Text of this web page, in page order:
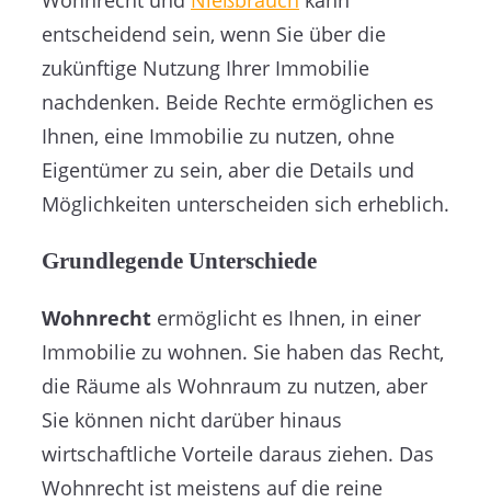
entscheidend sein, wenn Sie über die
zukünftige Nutzung Ihrer Immobilie
nachdenken. Beide Rechte ermöglichen es
Ihnen, eine Immobilie zu nutzen, ohne
Eigentümer zu sein, aber die Details und
Möglichkeiten unterscheiden sich erheblich.
Grundlegende Unterschiede
Wohnrecht ermöglicht es Ihnen, in einer
Immobilie zu wohnen. Sie haben das Recht,
die Räume als Wohnraum zu nutzen, aber
Sie können nicht darüber hinaus
wirtschaftliche Vorteile daraus ziehen. Das
Wohnrecht ist meistens auf die reine